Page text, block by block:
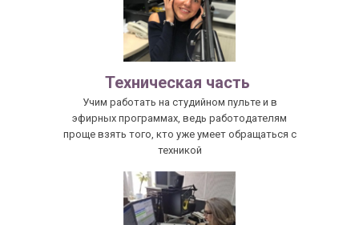
Техническая часть
Учим работать на студийном пульте и в
эфирных программах, ведь работодателям
проще взять того, кто уже умеет обращаться с
техникой